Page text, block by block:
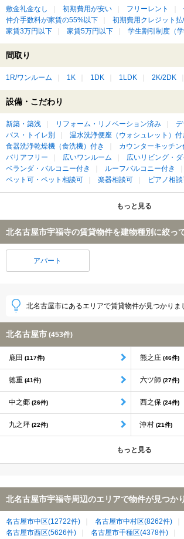
敷金礼金なし 初期費用が安い フリーレント
仲介手数料が家賃の55%以下
初期費用クレジット
家賃3万円以下
家賃5万円以下 学生割引制度（
間取り
1R/ワンルーム 1K 1DK 1LDK 2K/2DK
設備・こだわり
新築・築浅 リフォーム・リノベーション済み
デ
バス・トイレ別
温水洗浄便座（ウォシュレット）付
食器洗浄乾燥機（食洗機）付き
カウンターキッチン
バリアフリー
広いワンルーム
広いリビング・
ベランダ・バルコニー付き
ルーフバルコニー付き
ペット可・ペット相談可
楽器相談可 ピアノ相
もっと見る
北名古屋市宇福寺の賃貸物件を建物種別に絞っ
アパート
北名古屋市にあるエリアで賃貸物件が見つかりま
北名古屋市 (453件)
鹿田 (117件) 熊之庄 (46件)
徳重 (41件) 六ツ師 (27件)
中之郷 (26件) 西之保 (24件)
九之坪 (22件) 沖村 (21件)
もっと見る
北名古屋市宇福寺周辺のエリアで物件が見つか
名古屋市中区(12722件)
名古屋市中村区(8262件)
名古屋市西区(5626件)
名古屋市千種区(4378件)